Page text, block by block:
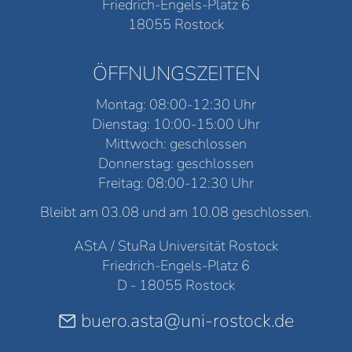
Friedrich-Engels-Platz 6
18055 Rostock
ÖFFNUNGSZEITEN
Montag: 08:00-12:30 Uhr
Dienstag: 10:00-15:00 Uhr
Mittwoch: geschlossen
Donnerstag: geschlossen
Freitag: 08:00-12:30 Uhr
Bleibt am 03.08 und am 10.08 geschlossen.
AStA / StuRa Universität Rostock
Friedrich-Engels-Platz 6
D - 18055 Rostock
buero.asta@uni-rostock.de